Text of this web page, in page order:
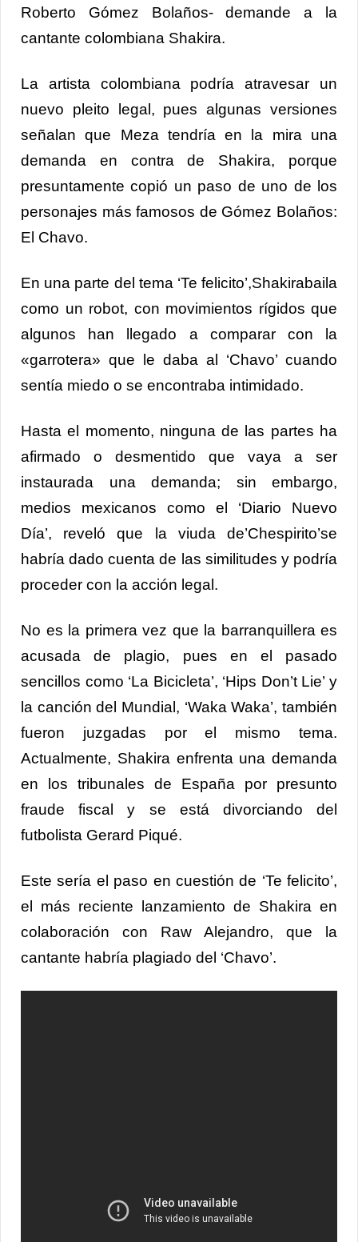
Roberto Gómez Bolaños- demande a la
cantante colombiana Shakira.
La artista colombiana podría atravesar un
nuevo pleito legal, pues algunas versiones
señalan que Meza tendría en la mira una
demanda en contra de Shakira, porque
presuntamente copió un paso de uno de los
personajes más famosos de Gómez Bolaños:
El Chavo.
En una parte del tema ‘Te felicito’,Shakirabaila
como un robot, con movimientos rígidos que
algunos han llegado a comparar con la
«garrotera» que le daba al ‘Chavo’ cuando
sentía miedo o se encontraba intimidado.
Hasta el momento, ninguna de las partes ha
afirmado o desmentido que vaya a ser
instaurada una demanda; sin embargo,
medios mexicanos como el ‘Diario Nuevo
Día’, reveló que la viuda de’Chespirito’se
habría dado cuenta de las similitudes y podría
proceder con la acción legal.
No es la primera vez que la barranquillera es
acusada de plagio, pues en el pasado
sencillos como ‘La Bicicleta’, ‘Hips Don’t Lie’ y
la canción del Mundial, ‘Waka Waka’, también
fueron juzgadas por el mismo tema.
Actualmente, Shakira enfrenta una demanda
en los tribunales de España por presunto
fraude fiscal y se está divorciando del
futbolista Gerard Piqué.
Este sería el paso en cuestión de ‘Te felicito’,
el más reciente lanzamiento de Shakira en
colaboración con Raw Alejandro, que la
cantante habría plagiado del ‘Chavo’.